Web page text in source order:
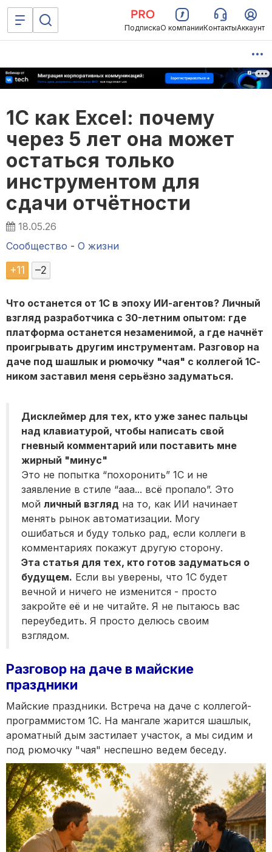
ПодпискаО компанииКонтактыАккаунт
1С как Excel: почему
через 5 лет она может
остаться только
инструментом для
сдачи отчётности
18.05.26
Сообщество - О жизни
+11 –2
Что останется от 1С в эпоху ИИ-агентов? Личный
взгляд разработчика с 30-летним опытом: где
платформа останется незаменимой, а где начнёт
проигрывать другим инструментам. Разговор на
даче под шашлык и рюмочку "чая" с коллегой 1С-
ником заставил меня серьёзно задуматься.
Дисклеймер для тех, кто уже занес пальцы
над клавиатурой, чтобы написать свой
гневный комментарий или поставить мне
жирный "минус"
Это не попытка “похоронить” 1С и не
заявление в стиле “ааа... всё пропало”. Это
мой личный взгляд на то, как ИИ начинает
менять рынок автоматизации. Могу
ошибаться и буду только рад, если коллеги в
комментариях покажут другую сторону.
Эта статья для тех, кто готов задуматься о
будущем. Если вы уверены, что 1С будет
вечной и ничего не изменится - просто
закройте её и не читайте. Я не пытаюсь вас
переубедить. Я просто делюсь своим
взглядом.
Разговор на даче в майские
праздники
Майские праздники. Встреча на даче с коллегой-
программистом 1С. На мангале жарится шашлык,
ароматный дым застилает участок, а мы сидим и
под рюмочку "чая" неспешно ведем беседу.